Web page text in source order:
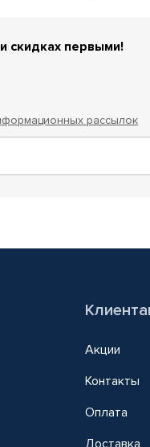
скидках первыми!
рассылок
Акции
Контакты
Оплата
Доставка